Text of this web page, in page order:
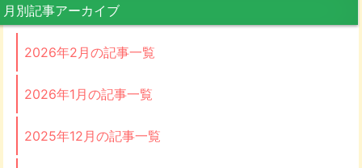
月別記事アーカイブ
2026年2月の記事一覧
2026年1月の記事一覧
2025年12月の記事一覧